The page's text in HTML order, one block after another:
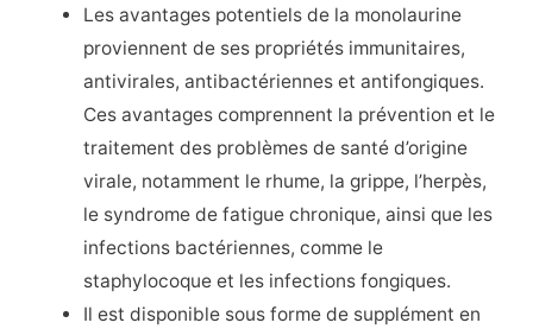
Les avantages potentiels de la monolaurine
proviennent de ses propriétés immunitaires,
antivirales, antibactériennes et antifongiques.
Ces avantages comprennent la prévention et le
traitement des problèmes de santé d’origine
virale, notamment le rhume, la grippe, l’herpès,
le syndrome de fatigue chronique, ainsi que les
infections bactériennes, comme le
staphylocoque et les infections fongiques.
Il est disponible sous forme de supplément en